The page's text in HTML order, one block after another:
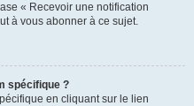
« Recevoir une notification
à vous abonner à ce sujet.
spécifique ?
en cliquant sur le lien